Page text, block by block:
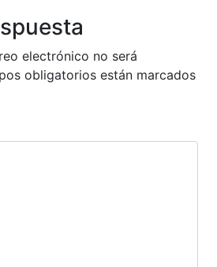
electrónico no será
obligatorios están marcados